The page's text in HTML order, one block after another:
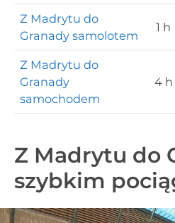
Z Madrytu do
Granady samolotem
1 h
Z Madrytu do
Granady
samochodem
4 h
Z Madrytu do
szybkim